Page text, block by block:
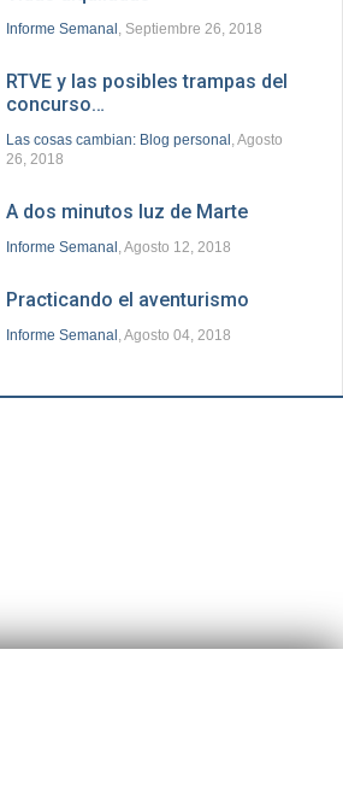
Informe Semanal , Septiembre 26, 2018
RTVE y las posibles trampas del
concurso…
Las cosas cambian: Blog personal , Agosto
26, 2018
A dos minutos luz de Marte
Informe Semanal , Agosto 12, 2018
Practicando el aventurismo
Informe Semanal , Agosto 04, 2018